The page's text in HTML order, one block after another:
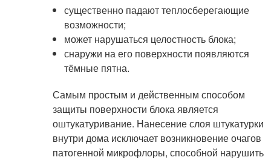
существенно падают теплосберегающие
возможности;
может нарушаться целостность блока;
снаружи на его поверхности появляются
тёмные пятна.
Самым простым и действенным способом
защиты поверхности блока является
оштукатуривание. Нанесение слоя штукатурки
внутри дома исключает возникновение очагов
патогенной микрофлоры, способной нарушить